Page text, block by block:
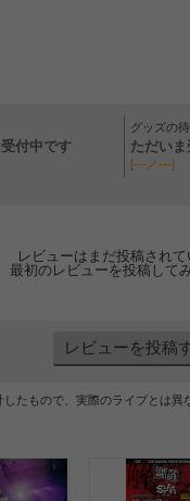
付中です
グッズの
ただい
[---／---]
レビューはまだ投稿されて
最初のレビューを投稿して
レビューを投稿
たもので、実際のライブとは異